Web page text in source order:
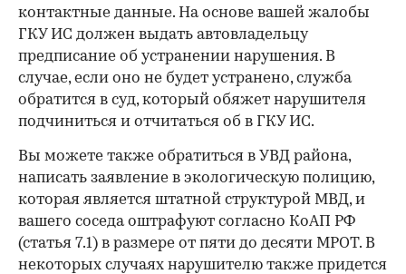
контактные данные. На основе вашей жалобы
ГКУ ИС должен выдать автовладельцу
предписание об устранении нарушения. В
случае, если оно не будет устранено, служба
обратится в суд, который обяжет нарушителя
подчиниться и отчитаться об в ГКУ ИС.
Вы можете также обратиться в УВД района,
написать заявление в экологическую полицию,
которая является штатной структурой МВД, и
вашего соседа оштрафуют согласно КоАП РФ
(статья 7.1) в размере от пяти до десяти МРОТ. В
некоторых случаях нарушителю также придется